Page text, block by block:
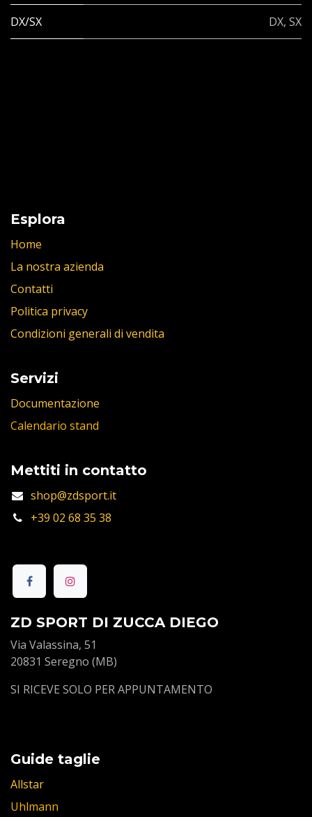
DX/SX DX, SX
Esplora
Home
La nostra azienda
Contatti
Politica privacy
Condizioni generali di vendita
Servizi
Documentazione
Calendario stand
Mettiti in contatto
shop@zdsport.it
+39 02 68 35 38
ZD SPORT DI ZUCCA DIEGO
Via Valassina, 51
20831 Seregno (MB)
SI RICEVE SOLO PER APPUNTAMENTO
Guide taglie
Allstar
Uhlmann